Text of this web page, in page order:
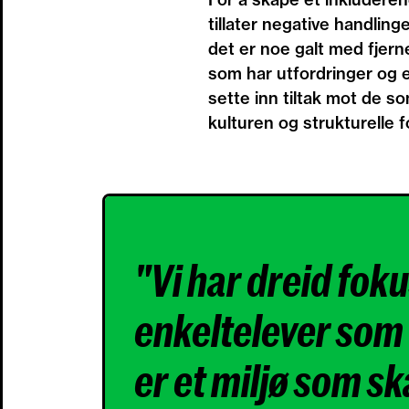
tillater negative
det er noe galt med
som har utfordringer og
sette inn tiltak mot de
kulturen og strukturelle
"Vi har dreid
enkeltelever
er et miljø som